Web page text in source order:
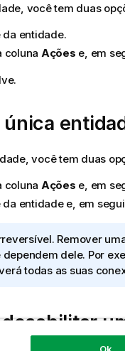
você tem duas
da entidade.
coluna Ações e, em
única
você tem duas
coluna Ações e, em
da entidade e, em
Remover
dele. Por
todas as suas